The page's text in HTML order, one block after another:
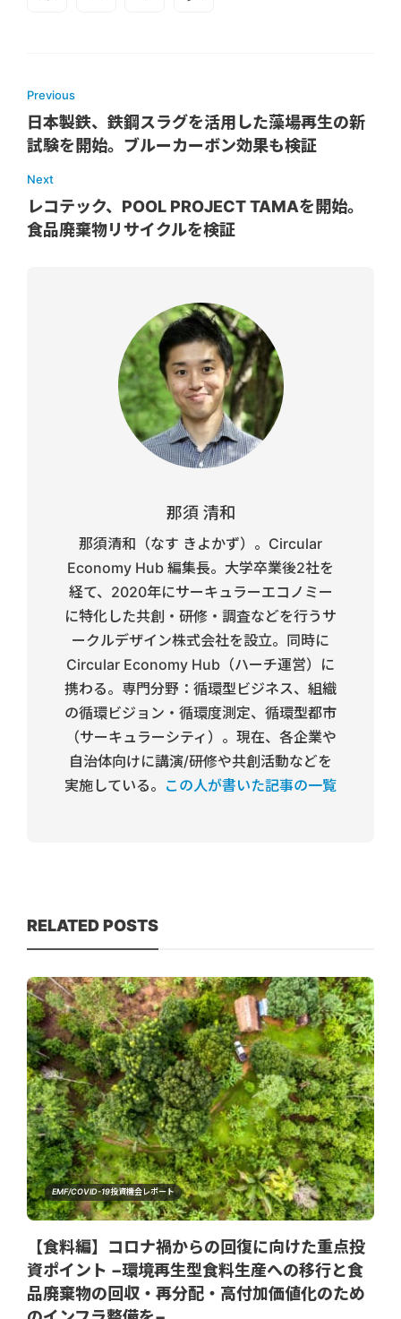
Previous
日本製鉄、鉄鋼スラグを活用した藻場再生の新
試験を開始。ブルーカーボン効果も検証
Next
レコテック、POOL PROJECT TAMAを開始。
食品廃棄物リサイクルを検証
那須 清和
那須清和（なす きよかず）。Circular
Economy Hub 編集長。大学卒業後2社を
経て、2020年にサーキュラーエコノミー
に特化した共創・研修・調査などを行うサ
ークルデザイン株式会社を設立。同時に
Circular Economy Hub（ハーチ運営）に
携わる。専門分野：循環型ビジネス、組織
の循環ビジョン・循環度測定、循環型都市
（サーキュラーシティ）。現在、各企業や
自治体向けに講演/研修や共創活動などを
実施している。 この人が書いた記事の一覧
RELATED POSTS
EMF/COVID-19投資機会レポート
【食料編】コロナ禍からの回復に向けた重点投
資ポイント −環境再生型食料生産への移行と食
品廃棄物の回収・再分配・高付加価値化のため